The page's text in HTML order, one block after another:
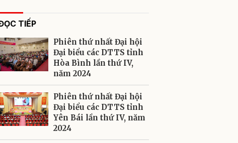
TIẾP
Phiên thứ nhất Đại hội
Đại biểu các DTTS tỉnh
Hòa Bình lần thứ IV,
năm 2024
Phiên thứ nhất Đại hội
Đại biểu các DTTS tỉnh
Yên Bái lần thứ IV, năm
2024
Gửi